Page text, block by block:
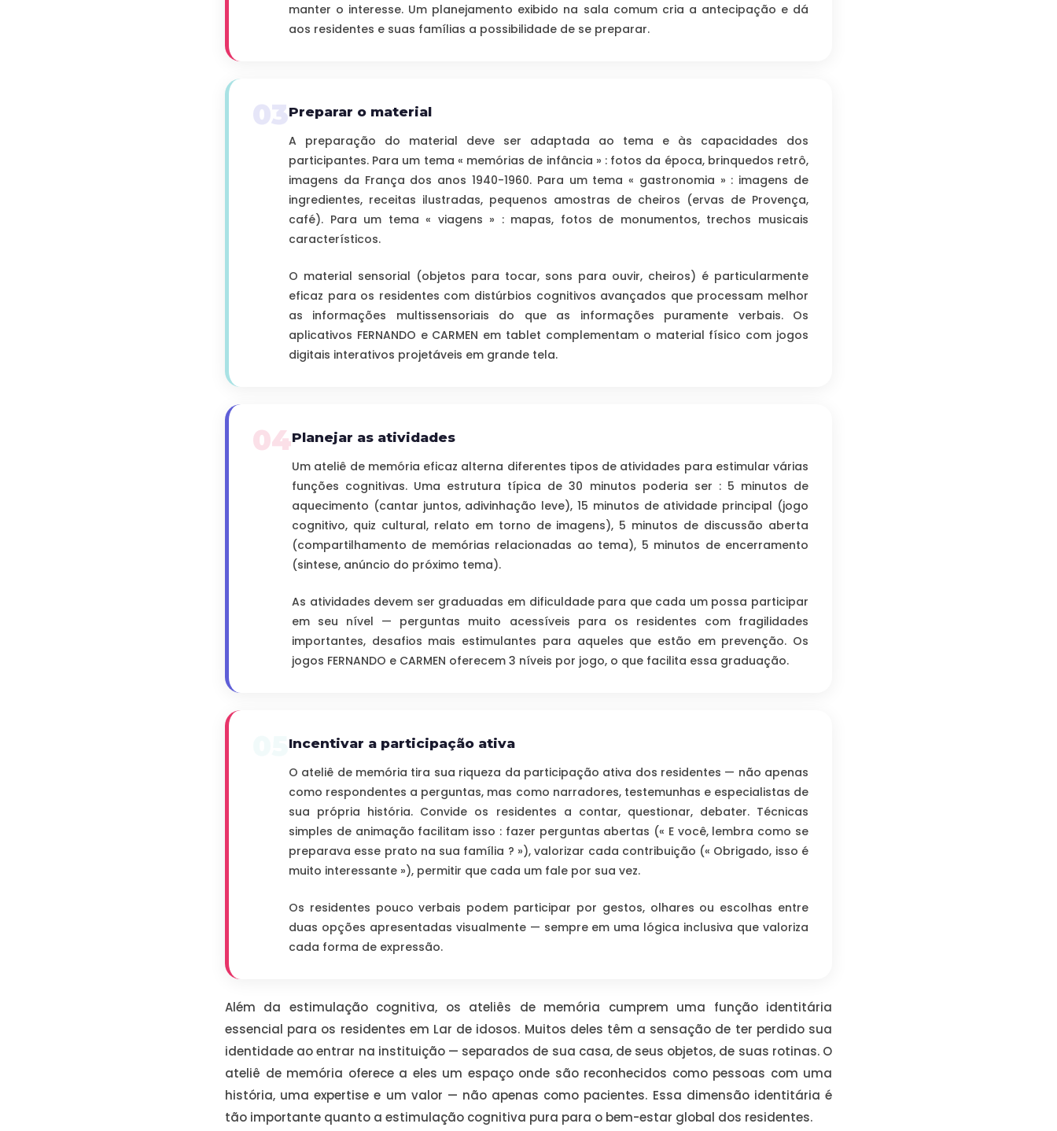
manter o interesse. Um planejamento exibido na sala comum cria a antecipação e dá
aos residentes e suas famílias a possibilidade de se preparar.
03Preparar o material
A preparação do material deve ser adaptada ao tema e às capacidades dos
participantes. Para um tema « memórias de infância » : fotos da época, brinquedos retrô,
imagens da França dos anos 1940-1960. Para um tema « gastronomia » : imagens de
ingredientes, receitas ilustradas, pequenos amostras de cheiros (ervas de Provença,
café). Para um tema « viagens » : mapas, fotos de monumentos, trechos musicais
característicos.
O material sensorial (objetos para tocar, sons para ouvir, cheiros) é particularmente
eficaz para os residentes com distúrbios cognitivos avançados que processam melhor
as informações multissensoriais do que as informações puramente verbais. Os
aplicativos FERNANDO e CARMEN em tablet complementam o material físico com jogos
digitais interativos projetáveis em grande tela.
04Planejar as atividades
Um ateliê de memória eficaz alterna diferentes tipos de atividades para estimular várias
funções cognitivas. Uma estrutura típica de 30 minutos poderia ser : 5 minutos de
aquecimento (cantar juntos, adivinhação leve), 15 minutos de atividade principal (jogo
cognitivo, quiz cultural, relato em torno de imagens), 5 minutos de discussão aberta
(compartilhamento de memórias relacionadas ao tema), 5 minutos de encerramento
(sintese, anúncio do próximo tema).
As atividades devem ser graduadas em dificuldade para que cada um possa participar
em seu nível — perguntas muito acessíveis para os residentes com fragilidades
importantes, desafios mais estimulantes para aqueles que estão em prevenção. Os
jogos FERNANDO e CARMEN oferecem 3 níveis por jogo, o que facilita essa graduação.
Incentivar a participação ativa
O ateliê de memória tira sua riqueza da participação ativa dos residentes — não apenas
como respondentes a perguntas, mas como narradores, testemunhas e especialistas de
sua própria história. Convide os residentes a contar, questionar, debater. Técnicas
simples de animação facilitam isso : fazer perguntas abertas (« E você, lembra como se
preparava esse prato na sua família ? »), valorizar cada contribuição (« Obrigado, isso é
muito interessante »), permitir que cada um fale por sua vez.
Os residentes pouco verbais podem participar por gestos, olhares ou escolhas entre
duas opções apresentadas visualmente — sempre em uma lógica inclusiva que valoriza
cada forma de expressão.
Além da estimulação cognitiva, os ateliês de memória cumprem uma função identitária
essencial para os residentes em Lar de idosos. Muitos deles têm a sensação de ter perdido sua
identidade ao entrar na instituição — separados de sua casa, de seus objetos, de suas rotinas. O
ateliê de memória oferece a eles um espaço onde são reconhecidos como pessoas com uma
história, uma expertise e um valor — não apenas como pacientes. Essa dimensão identitária é
tão importante quanto a estimulação cognitiva pura para o bem-estar global dos residentes.